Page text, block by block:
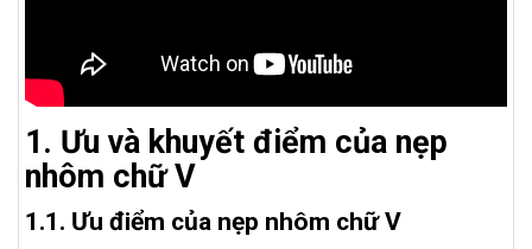
1. Ưu và khuyết điểm của nẹp
nhôm chữ V
1.1. Ưu điểm của nẹp nhôm chữ V